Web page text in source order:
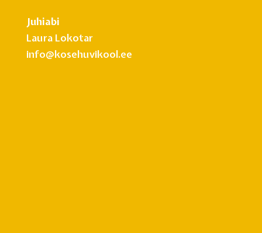
Juhiabi
Laura Lokotar
info@kosehuvikool.ee